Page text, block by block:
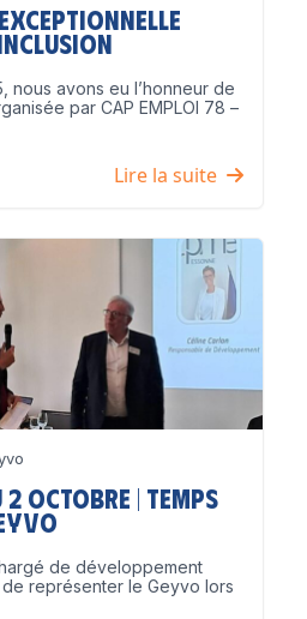
nous avons eu l’honneur de
par CAP EMPLOI 78 –
Lire la suite
2 octobre | Temps
de développement
de représenter le Geyvo lors